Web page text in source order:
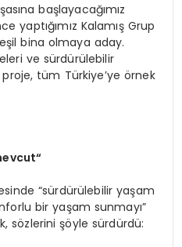
başlayacağımız
yaptığımız Kalamış Grup
bina olmaya aday.
ve sürdürülebilir
tüm Türkiye’ye örnek
“
“sürdürülebilir yaşam
bir yaşam sunmayı”
sözlerini şöyle sürdürdü: